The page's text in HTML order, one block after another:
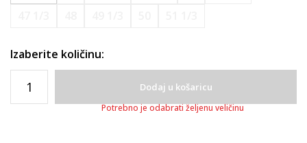
Izaberite količinu:
Dodaj u košaricu
Potrebno je odabrati željenu veličinu